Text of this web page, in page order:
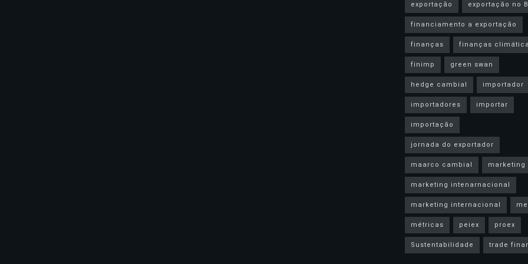
exportação
exportação no
financiamento a exportação
finanças
finanças
finimp
green swan
hedge cambial
importador
importadores
importar
importação
jornada do exportador
maarco cambial
marketing
marketing intenarnacional
marketing internacional
métricas
peiex
proex
Sustentabilidade
trade